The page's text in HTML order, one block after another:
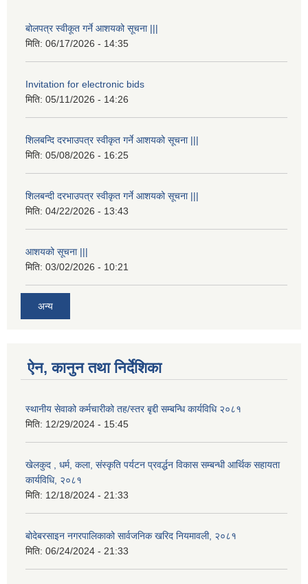
बोलपत्र स्वीकूत गर्ने आशयको सूचना |||
मिति: 06/17/2026 - 14:35
Invitation for electronic bids
मिति: 05/11/2026 - 14:26
शिलबन्दि दरभाउपत्र स्वीकृत गर्ने आशयको सूचना |||
मिति: 05/08/2026 - 16:25
शिलबन्दी दरभाउपत्र स्वीकृत गर्ने आशयको सूचना |||
मिति: 04/22/2026 - 13:43
आशयको सूचना |||
मिति: 03/02/2026 - 10:21
अन्य
ऐन, कानुन तथा निर्देशिका
स्थानीय सेवाको कर्मचारीको तह/स्तर बृद्दी सम्बन्धि कार्यविधि २०८१
मिति: 12/29/2024 - 15:45
खेलकुद , धर्म, कला, संस्कृति पर्यटन प्रवर्द्धन विकास सम्बन्धी आर्थिक सहायता
कार्यविधि, २०८१
मिति: 12/18/2024 - 21:33
बोदेबरसाइन नगरपालिकाको सार्वजनिक खरिद नियमावली, २०८१
मिति: 06/24/2024 - 21:33